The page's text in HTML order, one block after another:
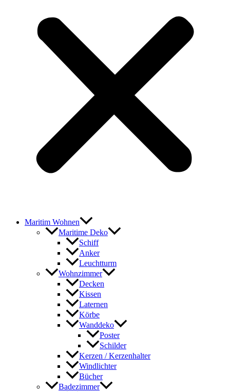
Maritim Wohnen
Maritime Deko
Schiff
Anker
Leuchtturm
Wohnzimmer
Decken
Kissen
Laternen
Körbe
Wanddeko
Poster
Schilder
Kerzen / Kerzenhalter
Windlichter
Bücher
Badezimmer